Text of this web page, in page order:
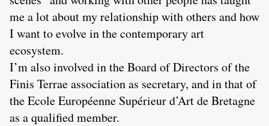
me a lot about my relationship with others and how
I want to evolve in the contemporary art
ecosystem.
I’m also involved in the Board of Directors of the
Finis Terrae association as secretary, and in that of
the Ecole Européenne Supérieur d’Art de Bretagne
as a qualified member.